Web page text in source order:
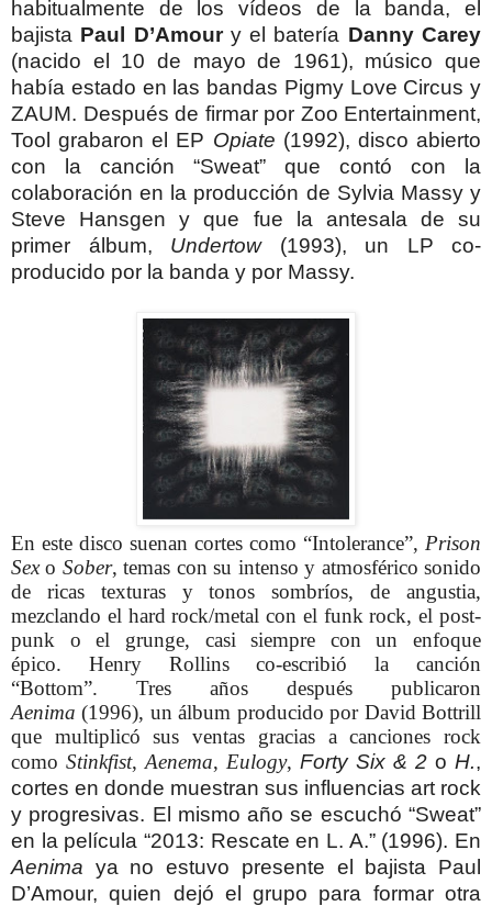
habitualmente de los vídeos de la banda, el
bajista Paul D’Amoury el batería Danny Carey
(nacido el 10 de mayo de 1961), músico que
había estado en las bandas Pigmy Love Circus y
ZAUM. Después de firmar por Zoo Entertainment,
Tool grabaron el EP Opiate (1992), disco abierto
con la canción “Sweat” que contó con la
colaboración en la producción de Sylvia Massy y
Steve Hansgen y que fue la antesala de su
primer álbum, Undertow (1993), un LP co-
producido por la banda y por Massy.
En este disco suenan cortes como “Intolerance”, Prison
Sexo Sober, temas con su intenso y atmosférico sonido
de ricas texturas y tonos sombríos, de angustia,
mezclando el hard rock/metal con el funk rock, el post-
punk o el grunge, casi siempre con un enfoque
épico. Henry Rollins co-escribió la canción
“Bottom”. Tres años después publicaron
Aenima (1996), un álbum producido por David Bottrill
que multiplicó sus ventas gracias a canciones rock
como Stinkfist, Aenema, Eulogy, Forty Six & 2 o H.,
cortes en donde muestran sus influencias art rock
y progresivas. El mismo año se escuchó “Sweat”
en la película “2013: Rescate en L. A.” (1996). En
Aenima ya no estuvo presente el bajista Paul
D’Amour, quien dejó el grupo para formar otra